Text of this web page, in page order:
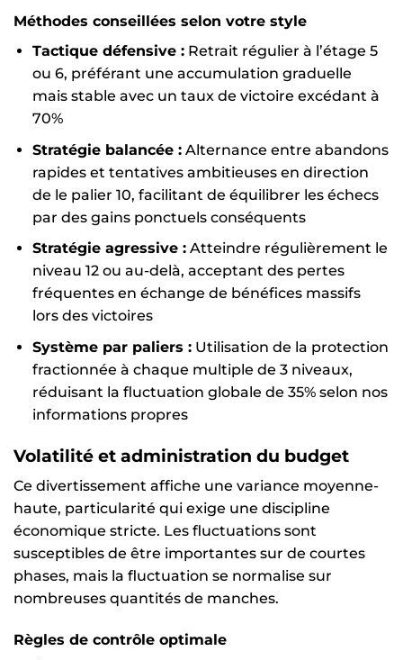
Méthodes conseillées selon votre style
Tactique défensive :Retrait régulier à l’étage 5
ou 6, préférant une accumulation graduelle
mais stable avec un taux de victoire excédant à
70%
Stratégie balancée :Alternance entre abandons
rapides et tentatives ambitieuses en direction
de le palier 10, facilitant de équilibrer les échecs
par des gains ponctuels conséquents
Stratégie agressive :Atteindre régulièrement le
niveau 12 ou au-delà, acceptant des pertes
fréquentes en échange de bénéfices massifs
lors des victoires
Système par paliers :Utilisation de la protection
fractionnée à chaque multiple de 3 niveaux,
réduisant la fluctuation globale de 35% selon nos
informations propres
Volatilité et administration du budget
Ce divertissement affiche une variance moyenne-
haute, particularité qui exige une discipline
économique stricte. Les fluctuations sont
susceptibles de être importantes sur de courtes
phases, mais la fluctuation se normalise sur
nombreuses quantités de manches.
Règles de contrôle optimale